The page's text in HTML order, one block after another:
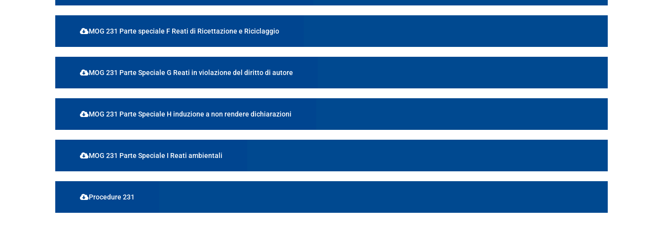
MOG 231 Parte speciale F Reati di Ricettazione e Riciclaggio
MOG 231 Parte Speciale G Reati in violazione del diritto di autore
MOG 231 Parte Speciale H induzione a non rendere dichiarazioni
MOG 231 Parte Speciale I Reati ambientali
Procedure 231